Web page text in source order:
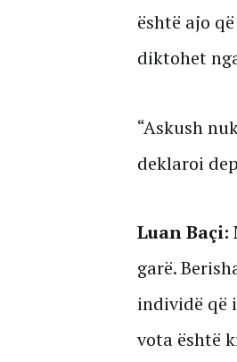
është ajo
diktohet
“Askush
deklaroi
Luan Baçi:
garë.
individë që
vota është